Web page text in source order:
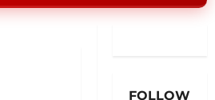
FOLLOW